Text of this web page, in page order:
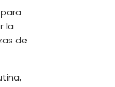
la
de